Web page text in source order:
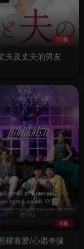
10集
夫及丈夫的男友
6集
耀着爱/心愿奇缘